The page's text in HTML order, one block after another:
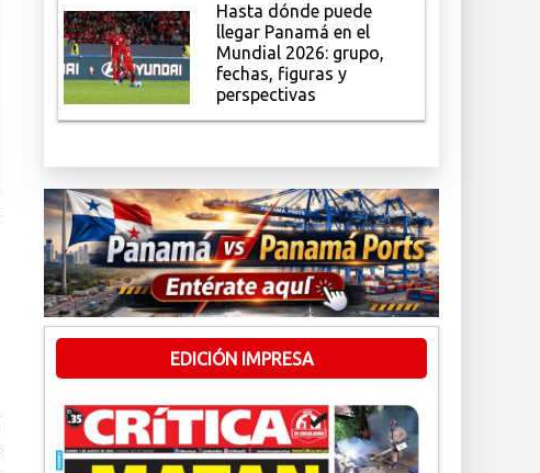
Hasta dónde puede
llegar Panamá en el
Mundial 2026: grupo,
fechas, figuras y
perspectivas
EDICIÓN IMPRESA